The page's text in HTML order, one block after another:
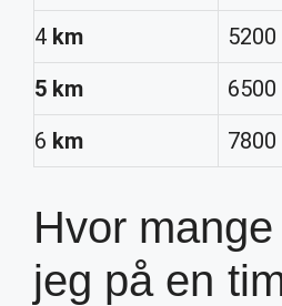
4 km 5200
5 km
6500
6 km 7800
Hvor
jeg på en